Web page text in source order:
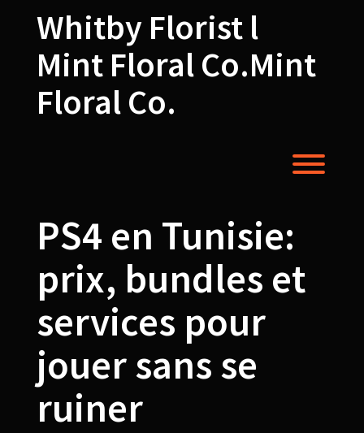
Whitby Florist l
Mint Floral Co.Mint
Floral Co.
PS4 en Tunisie:
prix, bundles et
services pour
jouer sans se
ruiner